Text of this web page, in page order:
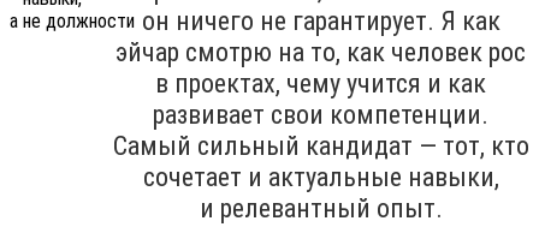
он ничего не гарантирует. Я как
эйчар смотрю на то, как человек рос
в проектах, чему учится и как
развивает свои компетенции.
Самый сильный кандидат — тот, кто
сочетает и актуальные навыки,
и релевантный опыт.